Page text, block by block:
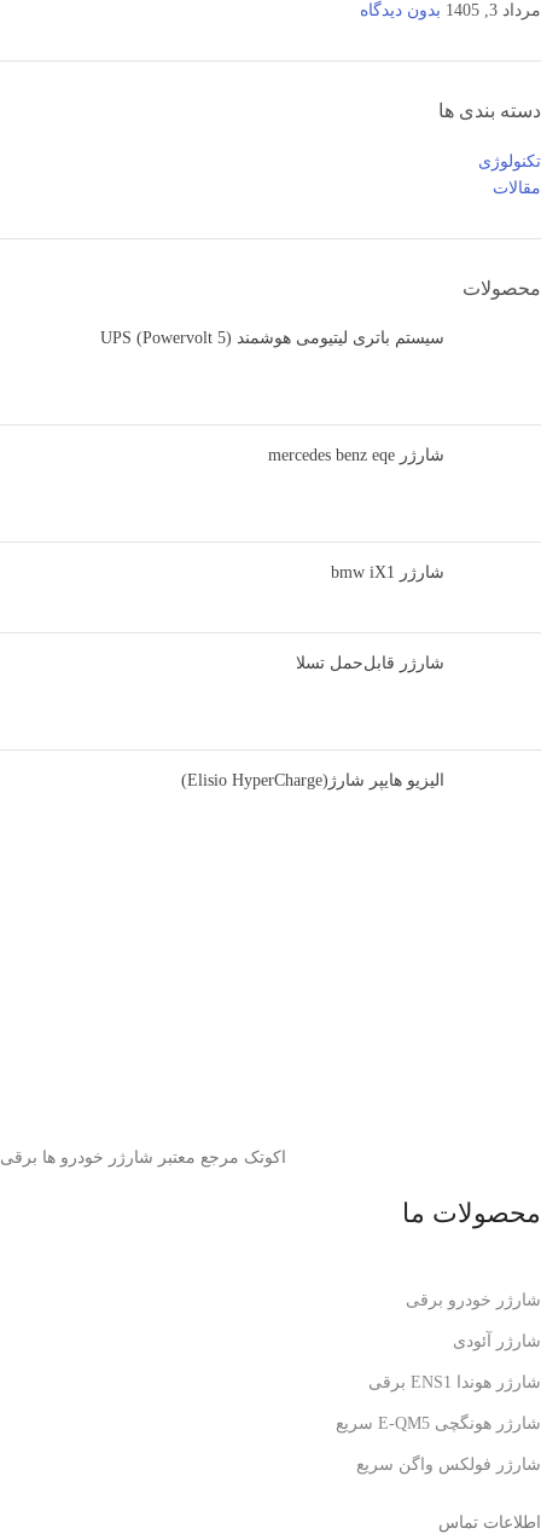
مرداد 3, 1405 بدون دیدگاه
دسته بندی ها
تکنولوژی
مقالات
محصولات
سیستم باتری لیتیومی هوشمند UPS (Powervolt 5)
شارژر mercedes benz eqe
شارژر bmw iX1
شارژر قابل‌حمل تسلا
الیزیو هایپر شارژ(Elisio HyperCharge)
اکوتک مرجع معتبر شارژر خودرو ها برقی
محصولات ما
شارژر خودرو برقی
شارژر آئودی
شارژر هوندا ENS1 برقی
شارژر هونگچی E-QM5 سریع
شارژر فولکس واگن سریع
اطلاعات تماس